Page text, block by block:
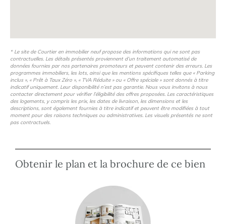
Prix indicatifs, non contractuels, modifiables sans préavis.
* Le site de Courtier en immobilier neuf propose des informations qui ne sont pas
contractuelles. Les détails présentés proviennent d’un traitement automatisé de
données fournies par nos partenaires promoteurs et peuvent contenir des erreurs. Les
programmes immobiliers, les lots, ainsi que les mentions spécifiques telles que « Parking
inclus », « Prêt à Taux Zéro », « TVA Réduite » ou « Offre spéciale » sont donnés à titre
indicatif uniquement. Leur disponibilité n’est pas garantie. Nous vous invitons à nous
contacter directement pour vérifier l’éligibilité des offres proposées. Les caractéristiques
des logements, y compris les prix, les dates de livraison, les dimensions et les
descriptions, sont également fournies à titre indicatif et peuvent être modifiées à tout
moment pour des raisons techniques ou administratives. Les visuels présentés ne sont
pas contractuels.
Obtenir le plan et la brochure de ce bien